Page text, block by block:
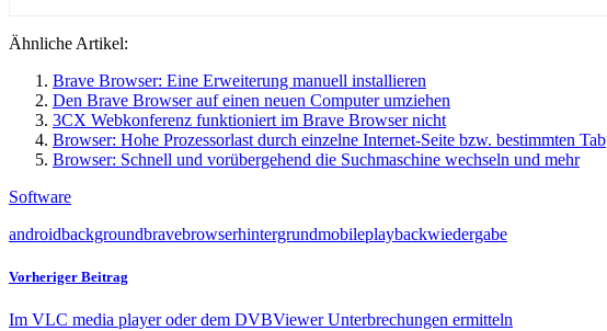
Ähnliche Artikel:
Brave Browser: Eine Erweiterung manuell installieren
Den Brave Browser auf einen neuen Computer umziehen
3CX Webkonferenz funktioniert im Brave Browser nicht
Browser: Hohe Prozessorlast durch einzelne Internet-Seite bzw. bestimmten Tab
Browser: Schnell und vorübergehend die Suchmaschine wechseln und mehr
Software
androidbackgroundbravebrowserhintergrundmobileplaybackwiedergabe
Vorheriger Beitrag
Im VLC media player oder dem DVBViewer Unterbrechungen ermitteln